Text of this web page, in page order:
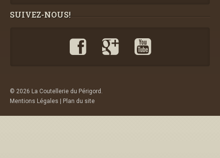
SUIVEZ-NOUS!
© 2026 La Coutellerie du Périgord.
Mentions Légales
Plan du site